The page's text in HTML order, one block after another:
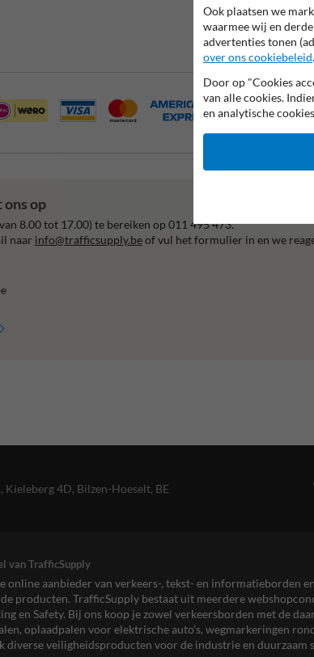
op
8.00 tot 17.00) te bereiken op 011 495 473.
naar info@trafficsupply.beof vul het formulier in en we
Kieleberg 4D, Bilzen-Hoeselt, BE
van TrafficSupply
online aanbieder van verkeers-, tekst- en informatieborden
producten. TrafficSupply bestaat uit meerdere
en Safety. Bij ons koop je zowel verkeersborden met de
oplaadpalen voor elektrische auto’s, wegmarkeringen
diverse veiligheidsproducten voor de industrie en duurzaam
Ook plaatsen we
waarmee wij en
advertenties tonen
over ons cookiebeleid.
Door op "Cookies
van alle cookies.
en analytische